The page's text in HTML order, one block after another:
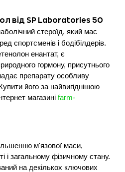
від SP Laboratories 50
стероїд, який має
спортсменів і бодібілдерів.
енантат, є
гормону, присутнього
препарату особливу
його за найвигіднішою
магазині farm-
м'язової маси,
і загальному фізичному стану.
на декількох ключових